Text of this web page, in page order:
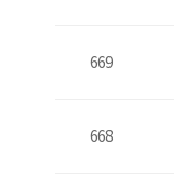
669
668